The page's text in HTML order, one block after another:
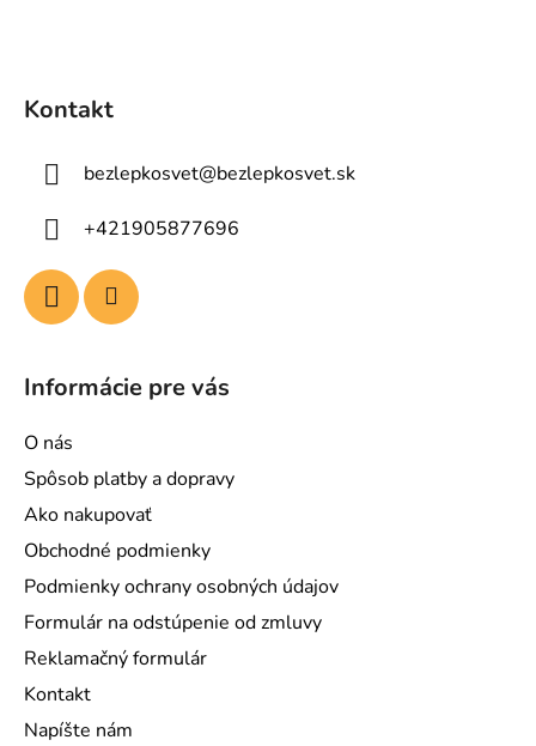
Kontakt
bezlepkosvet@bezlepkosvet.sk
+421905877696
Informácie pre vás
O nás
Spôsob platby a dopravy
Ako nakupovať
Obchodné podmienky
Podmienky ochrany osobných údajov
Formulár na odstúpenie od zmluvy
Reklamačný formulár
Kontakt
Napíšte nám